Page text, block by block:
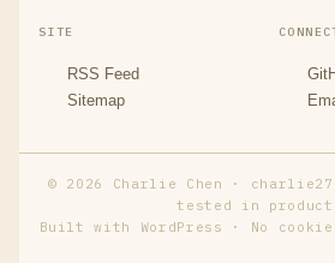
SITE
RSS Feed
Sitemap
© 2026 Charlie Chen ·
tested in
Built with WordPress · No